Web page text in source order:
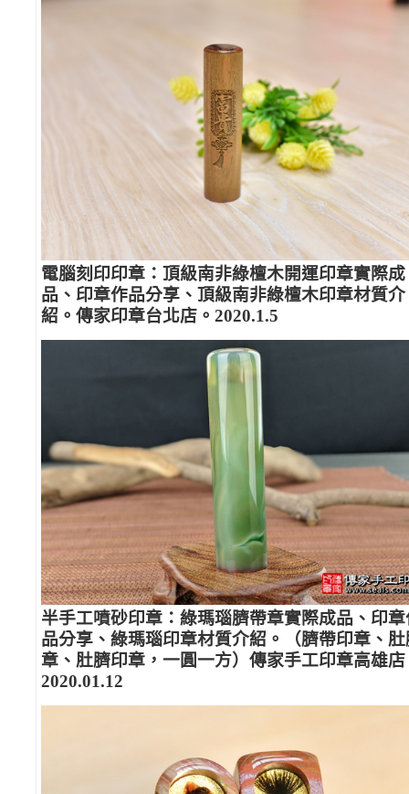
電腦刻印印章：頂級南非綠檀木開運印章實際成
品、印章作品分享、頂級南非綠檀木印章材質介
紹。傳家印章台北店。2020.1.5
半手工噴砂印章：綠瑪瑙臍帶章實際成品、印章
品分享、綠瑪瑙印章材質介紹。（臍帶印章、肚
章、肚臍印章，一圓一方）傳家手工印章高雄店
2020.01.12